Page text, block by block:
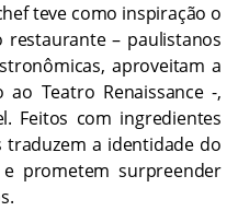
teve como inspiração o
– paulistanos
aproveitam a
Teatro Renaissance -,
Feitos com ingredientes
a identidade do
prometem surpreender